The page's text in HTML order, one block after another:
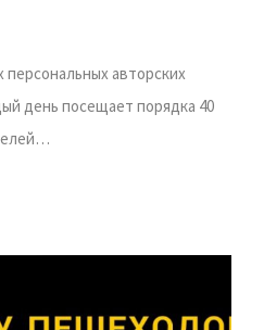
авторских
день посещает порядка 40